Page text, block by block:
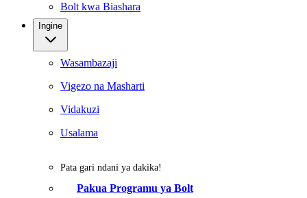
Bolt kwa Biashara
Ingine
Wasambazaji
Vigezo na Masharti
Vidakuzi
Usalama
Pata gari ndani ya dakika!
Pakua Programu ya Bolt